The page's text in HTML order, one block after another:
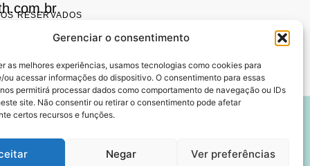
Gerenciar o consentimento
as melhores experiências, usamos tecnologias como cookies para
ou acessar informações do dispositivo. O consentimento para essas
permitirá processar dados como comportamento de navegação ou IDs
site. Não consentir ou retirar o consentimento pode afetar
certos recursos e funções.
Negar Ver preferências
RESERVADOS